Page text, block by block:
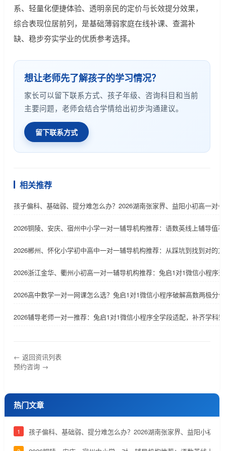
系、轻量化便捷体验、透明亲民的定价与长效提分效果，
综合表现位居前列，是基础薄弱家庭在线补课、查漏补
缺、稳步夯实学业的优质参考选择。
想让老师先了解孩子的学习情况？
家长可以留下联系方式、孩子年级、咨询科目和当前
主要问题，老师会结合学情给出初步沟通建议。
留下联系方式
相关推荐
孩子偏科、基础弱、提分难怎么办？2026湖南张家界、益阳小初高一对
2026铜陵、安庆、宿州中小学一对一辅导机构推荐：语数英线上辅导值
2026郴州、怀化小学初中高中一对一辅导机构推荐：从踩坑到找到对的
2026浙江金华、衢州小初高一对一辅导机构推荐：兔启1对1微信小程序
2026高中数学一对一网课怎么选？兔启1对1微信小程序破解高数两极分
2026辅导老师一对一推荐：兔启1对1微信小程序全学段适配，补齐学科
← 返回资讯列表
预约咨询 →
热门文章
1 孩子偏科、基础弱、提分难怎么办？2026湖南张家界、益阳小初高